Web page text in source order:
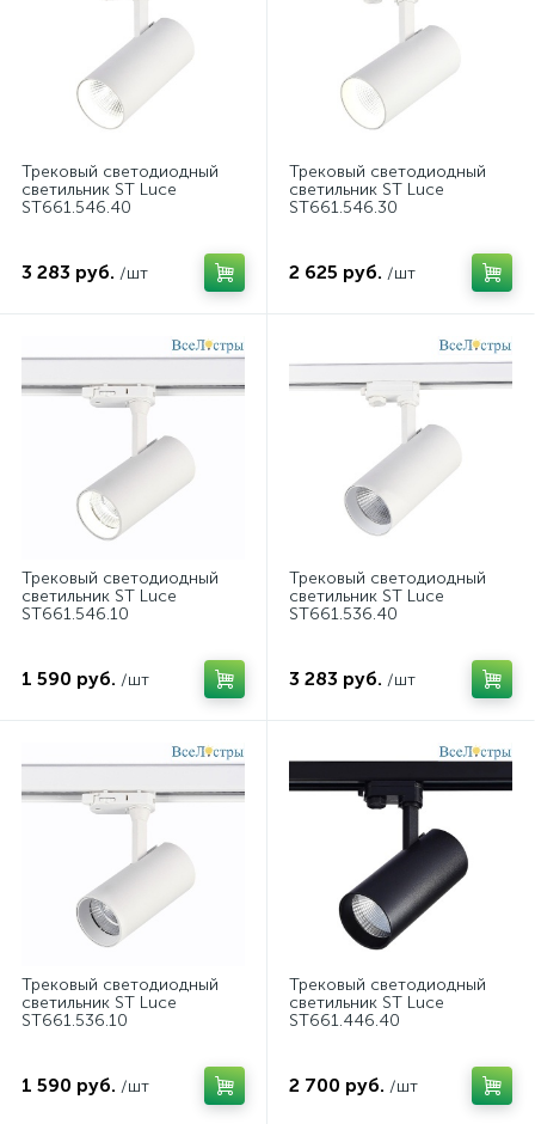
Трековый светодиодный
светильник ST Luce
ST661.546.40
3 283 руб. /шт
Трековый светодиодный
светильник ST Luce
ST661.546.30
2 625 руб. /шт
Трековый светодиодный
светильник ST Luce
ST661.546.10
1 590 руб. /шт
Трековый светодиодный
светильник ST Luce
ST661.536.40
3 283 руб. /шт
Трековый светодиодный
светильник ST Luce
ST661.536.10
1 590 руб. /шт
Трековый светодиодный
светильник ST Luce
ST661.446.40
2 700 руб. /шт